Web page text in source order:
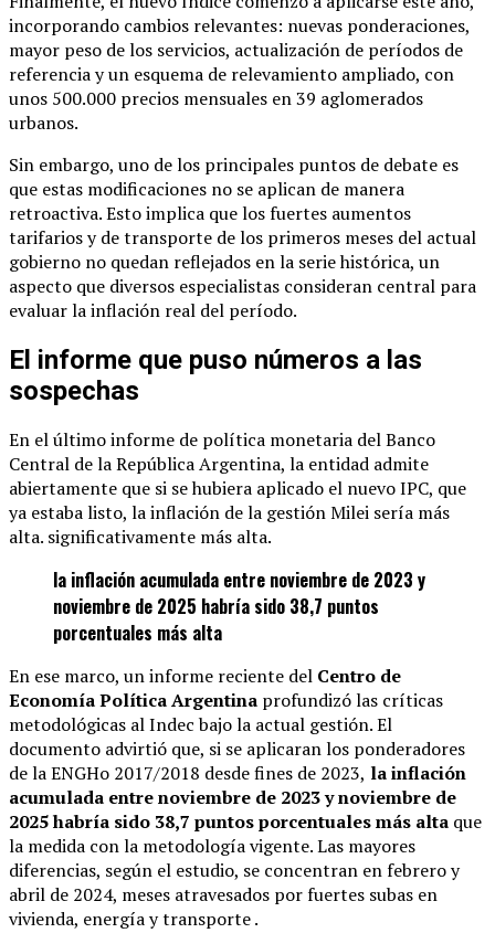
incorporando cambios relevantes: nuevas ponderaciones,
mayor peso de los servicios, actualización de períodos de
referencia y un esquema de relevamiento ampliado, con
unos 500.000 precios mensuales en 39 aglomerados
urbanos.
Sin embargo, uno de los principales puntos de debate es
que estas modificaciones no se aplican de manera
retroactiva. Esto implica que los fuertes aumentos
tarifarios y de transporte de los primeros meses del actual
gobierno no quedan reflejados en la serie histórica, un
aspecto que diversos especialistas consideran central para
evaluar la inflación real del período.
El informe que puso números a las
sospechas
En el último informe de política monetaria del Banco
Central de la República Argentina, la entidad admite
abiertamente que si se hubiera aplicado el nuevo IPC, que
ya estaba listo, la inflación de la gestión Milei sería más
alta. significativamente más alta.
la inflación acumulada entre noviembre de 2023 y
noviembre de 2025 habría sido 38,7 puntos
porcentuales más alta
En ese marco, un informe reciente del Centro de
Economía Política Argentina profundizó las críticas
metodológicas al Indec bajo la actual gestión. El
documento advirtió que, si se aplicaran los ponderadores
de la ENGHo 2017/2018 desde fines de 2023, la inflación
acumulada entre noviembre de 2023 y noviembre de
2025 habría sido 38,7 puntos porcentuales más alta que
la medida con la metodología vigente. Las mayores
diferencias, según el estudio, se concentran en febrero y
abril de 2024, meses atravesados por fuertes subas en
vivienda, energía y transporte .